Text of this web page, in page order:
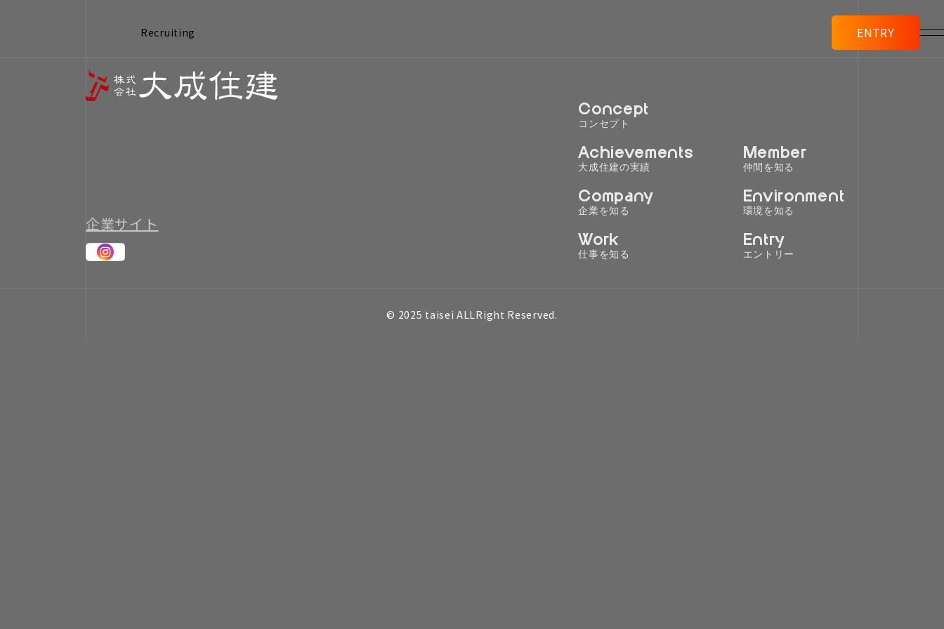
Recruiting ENTRY
Concept
コンセプト
Achievements
大成住建の実績
Company
企業を知る
Work
仕事を知る
Member
仲間を知る
Environment
環境を知る
Entry
エントリー
企業サイト
© 2025 taisei ALLRight Reserved.